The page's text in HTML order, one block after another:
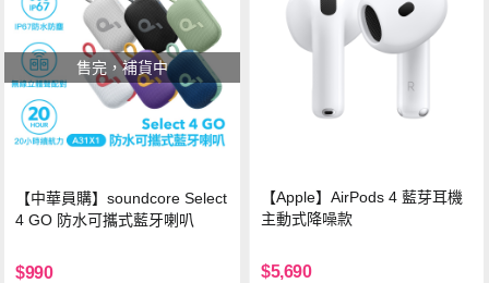
售完，補貨中
【中華員購】soundcore Select
4 GO 防水可攜式藍牙喇叭
$990
【Apple】AirPods 4 藍芽耳機
主動式降噪款
$5,690